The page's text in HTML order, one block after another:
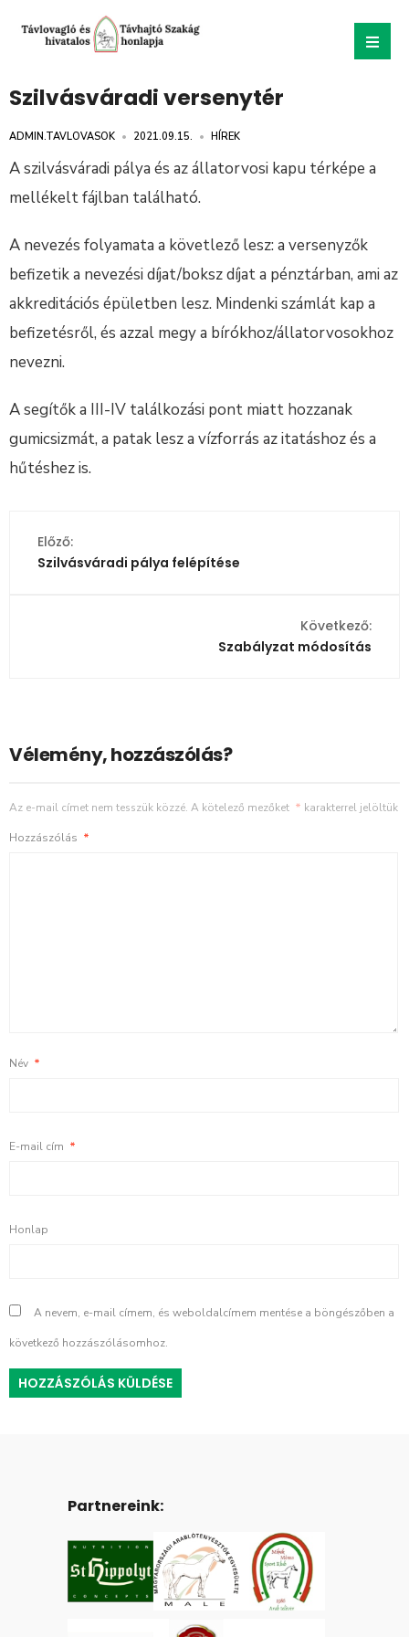
Szilvásváradi versenytér
ADMIN.TAVLOVASOK • 2021.09.15. • HÍREK
A szilvásváradi pálya és az állatorvosi kapu térképe a
mellékelt fájlban található.
A nevezés folyamata a követlező lesz: a versenyzők
befizetik a nevezési díjat/boksz díjat a pénztárban, ami az
akkreditációs épületben lesz. Mindenki számlát kap a
befizetésről, és azzal megy a bírókhoz/állatorvosokhoz
nevezni.
A segítők a III-IV találkozási pont miatt hozzanak
gumicsizmát, a patak lesz a vízforrás az itatáshoz és a
hűtéshez is.
Előző:
Szilvásváradi pálya felépítése
Következő:
Szabályzat módosítás
Vélemény, hozzászólás?
Az e-mail címet nem tesszük közzé. A kötelező mezőket * karakterrel jelöltük
Hozzászólás *
Név *
E-mail cím *
Honlap
A nevem, e-mail címem, és weboldalcímem mentése a böngészőben a
következő hozzászólásomhoz.
Partnereink: